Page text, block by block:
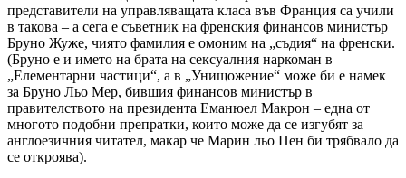
представители на управляващата класа във Франция са учили
в такова – а сега е съветник на френския финансов министър
Бруно Жуже, чиято фамилия е омоним на „съдия“ на френски.
(Бруно е и името на брата на сексуалния наркоман в
„Елементарни частици“, а в „Унищожение“ може би е намек
за Бруно Льо Мер, бившия финансов министър в
правителството на президента Еманюел Макрон – една от
многото подобни препратки, които може да се изгубят за
англоезичния читател, макар че Марин льо Пен би трябвало да
се откроява).